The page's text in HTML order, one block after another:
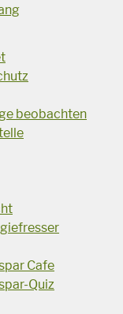
beobachten
Cafe
Quiz